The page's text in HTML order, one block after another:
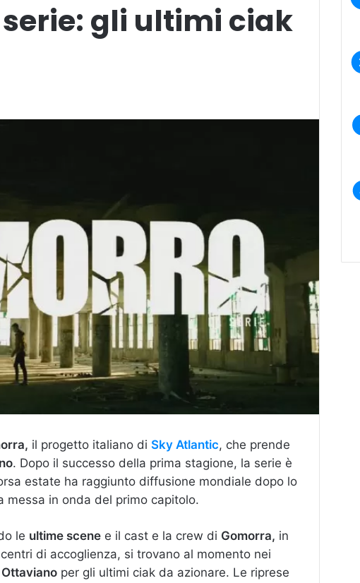
serie: gli ultimi ciak
il progetto italiano di Sky Atlantic, che prende
. Dopo il successo della prima stagione, la serie è
estate ha raggiunto diffusione mondiale dopo lo
messa in onda del primo capitolo.
le ultime scene e il cast e la crew di Gomorra, in
di accoglienza, si trovano al momento nei
Ottaviano per gli ultimi ciak da azionare. Le riprese